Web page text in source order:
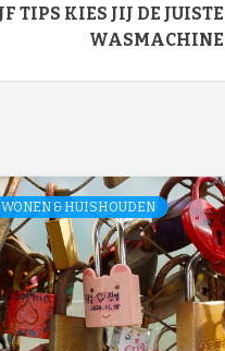
TIPS KIES JIJ DE JUISTE
WASMACHINE
WONEN & HUISHOUDEN